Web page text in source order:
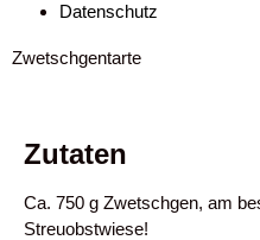
Datenschutz
Zwetschgentarte
Zutaten
Ca. 750 g Zwetschgen, am
Streuobstwiese!